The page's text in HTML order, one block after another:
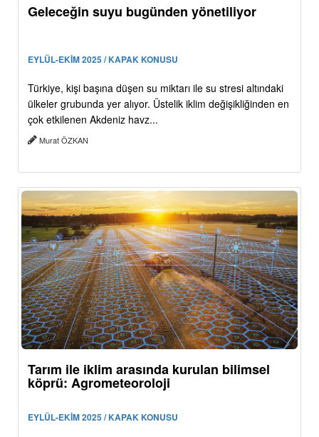
Geleceğin suyu bugünden yönetiliyor
EYLÜL-EKİM 2025 / KAPAK KONUSU
Türkiye, kişi başına düşen su miktarı ile su stresi altındaki
ülkeler grubunda yer alıyor. Üstelik iklim değişikliğinden en
çok etkilenen Akdeniz havz...
Murat ÖZKAN
Tarım ile iklim arasında kurulan bilimsel
köprü: Agrometeoroloji
EYLÜL-EKİM 2025 / KAPAK KONUSU